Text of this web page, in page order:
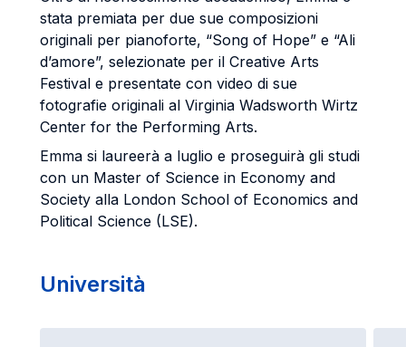
stata premiata per due sue composizioni
originali per pianoforte, “Song of Hope” e “Ali
d’amore”, selezionate per il Creative Arts
Festival e presentate con video di sue
fotografie originali al Virginia Wadsworth Wirtz
Center for the Performing Arts.
Emma si laureerà a luglio e proseguirà gli studi
con un Master of Science in Economy and
Society alla London School of Economics and
Political Science (LSE).
Università